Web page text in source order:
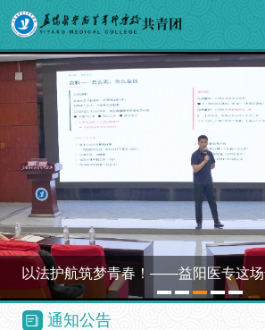
以法护航筑梦青春！——益阳医专这
1 2 3 4 5
通知公告